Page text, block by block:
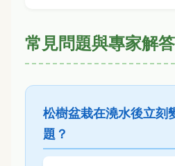
常見問題與專家解答
松樹盆栽在澆水後立刻
題？